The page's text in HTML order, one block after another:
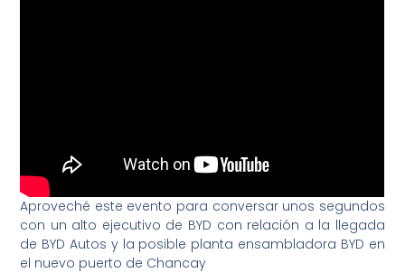
Aproveché este evento para conversar unos segundos
con un alto ejecutivo de BYD con relación a la llegada
de BYD Autos y la posible planta ensambladora BYD en
el nuevo puerto de Chancay